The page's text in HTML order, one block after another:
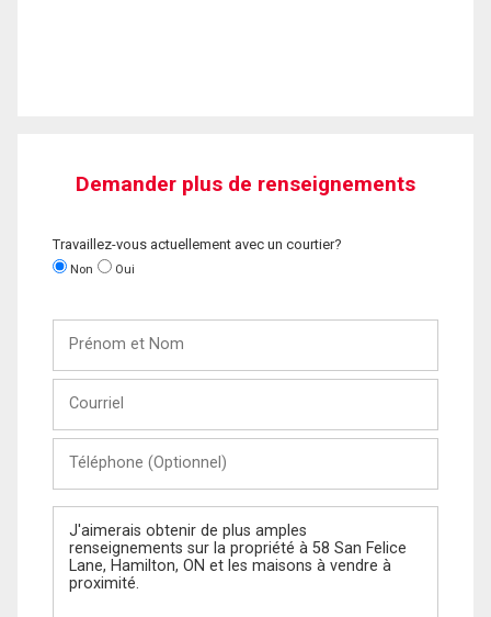
Demander plus de renseignements
Travaillez-vous actuellement avec un courtier?
Non Oui
Nom
(Optionnel)
Message